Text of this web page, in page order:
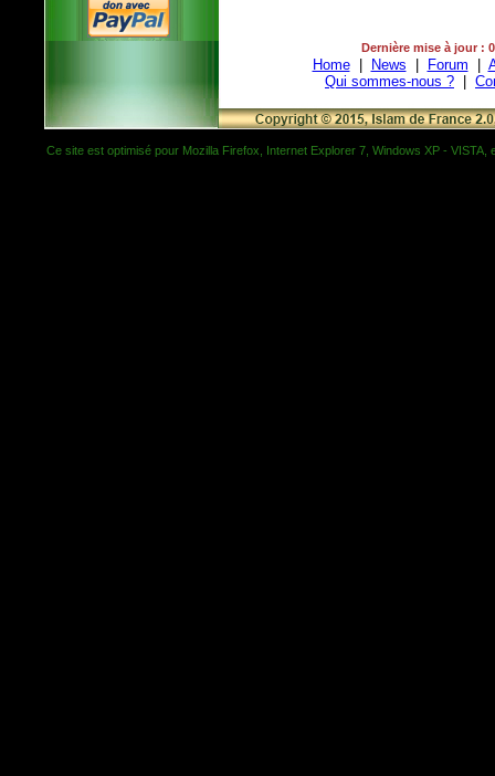
Dernière mise à jour :
Home| News Forum
Qui sommes-nous ?
Ce site est optimisé pour Mozilla Firefox, Internet Explorer 7, Windows XP -